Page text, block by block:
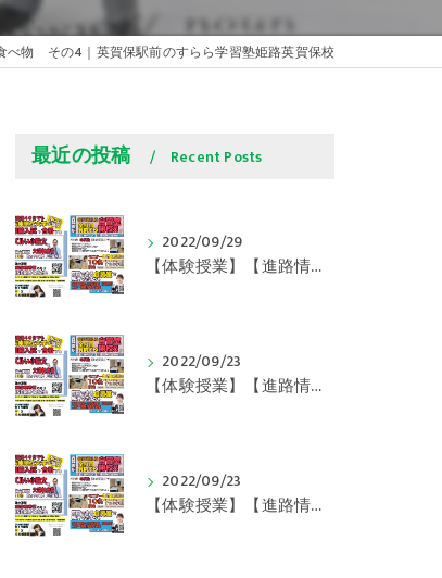
物 その4｜英賀保駅前のすらら学習塾姫路英賀保校
最近の投稿 Recent Posts
2022/09/29
【体験授業】【進路情報】学びの豆知識 その108 やはり、これに帰ってくる？｜英賀保駅前のすらら学習塾姫路英賀保校
2022/09/23
【体験授業】【進路情報】学びの豆知識 その107 実力テストや模試が苦手な人は｜英賀保駅前のすらら学習塾姫路英賀保校
2022/09/23
【体験授業】【進路情報】学びの豆知識 その106 やはり目的がないとモチベーションが上がらない ｜英賀保駅前のすらら学習塾姫路英賀保校